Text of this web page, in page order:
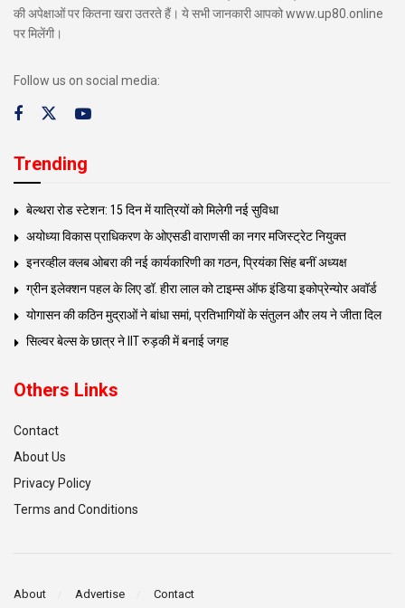
की अपेक्षाओं पर कितना खरा उतरते हैं। ये सभी जानकारी आपको www.up80.online
पर मिलेंगी।
Follow us on social media:
Trending
बेल्थरा रोड स्टेशन: 15 दिन में यात्रियों को मिलेगी नई सुविधा
अयोध्या विकास प्राधिकरण के ओएसडी वाराणसी का नगर मजिस्ट्रेट नियुक्त
इनरव्हील क्लब ओबरा की नई कार्यकारिणी का गठन, प्रियंका सिंह बनीं अध्यक्ष
ग्रीन इलेक्शन पहल के लिए डॉ. हीरा लाल को टाइम्स ऑफ इंडिया इकोप्रेन्योर अवॉर्ड
योगासन की कठिन मुद्राओं ने बांधा समां, प्रतिभागियों के संतुलन और लय ने जीता दिल
सिल्वर बेल्स के छात्र ने IIT रुड़की में बनाई जगह
Others Links
Contact
About Us
Privacy Policy
Terms and Conditions
About Advertise Contact